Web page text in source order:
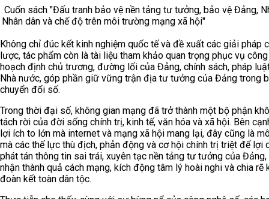
Cuốn sách "Đấu tranh bảo vệ nền tảng tư tưởng, bảo vệ Đảng,
Nhân dân và chế độ trên môi trường mạng xã hội"
Không chỉ đúc kết kinh nghiệm quốc tế và đề xuất các giải pháp
lược, tác phẩm còn là tài liệu tham khảo quan trọng phục vụ
hoạch định chủ trương, đường lối của Đảng, chính sách, pháp
Nhà nước, góp phần giữ vững trận địa tư tưởng của Đảng trong
chuyển đổi số.
Trong thời đại số, không gian mạng đã trở thành một bộ phận
tách rời của đời sống chính trị, kinh tế, văn hóa và xã hội. Bên
lợi ích to lớn mà internet và mạng xã hội mang lại, đây cũng là
mà các thế lực thù địch, phản động và cơ hội chính trị triệt để lợi
phát tán thông tin sai trái, xuyên tạc nền tảng tư tưởng của Đảng,
nhận thành quả cách mạng, kích động tâm lý hoài nghi và chia rẽ
đoàn kết toàn dân tộc.